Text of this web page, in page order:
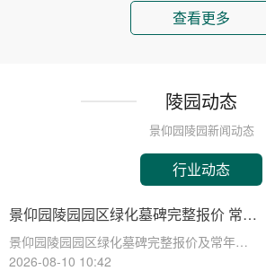
查看更多
陵园动态
景仰园陵园新闻动态
行业动态
景仰园陵园园区绿化墓碑完整报价 常年
养护不收取额外费用详解
景仰园陵园园区绿化墓碑完整报价及常年养
护政策详解☎ 景仰园陵园电话:400-838-
2026-08-10 10:42